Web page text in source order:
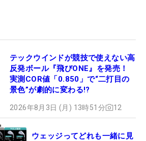
テックウインドが競技で使えない高
反発ボール『飛びONE』を発売！
実測COR値「0.850」で“二打目の
景色”が劇的に変わる!?
2026年8月3日 (月) 13時51分 12
ウェッジってどれも一緒に見